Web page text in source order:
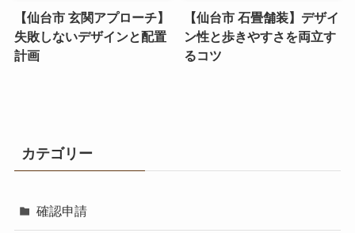
【仙台市 玄関アプローチ】
失敗しないデザインと配置
計画
【仙台市 石畳舗装】デザイ
ン性と歩きやすさを両立す
るコツ
カテゴリー
確認申請